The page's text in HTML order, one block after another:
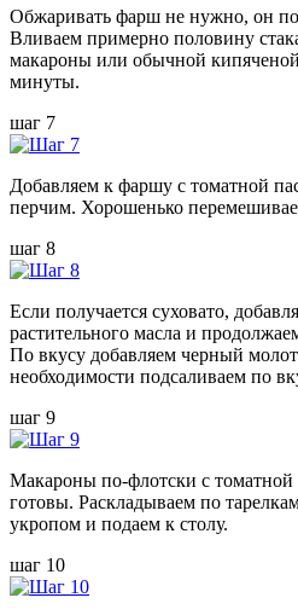
Обжаривать фарш не нужно, он
Вливаем примерно половину
макароны или обычной
минуты.
шаг 7
Добавляем к фаршу с томатной
перчим. Хорошенько
шаг 8
Если получается суховато,
растительного масла и
По вкусу добавляем черный
необходимости подсаливаем по
шаг 9
Макароны по-флотски с
готовы. Раскладываем по
укропом и подаем к столу.
шаг 10